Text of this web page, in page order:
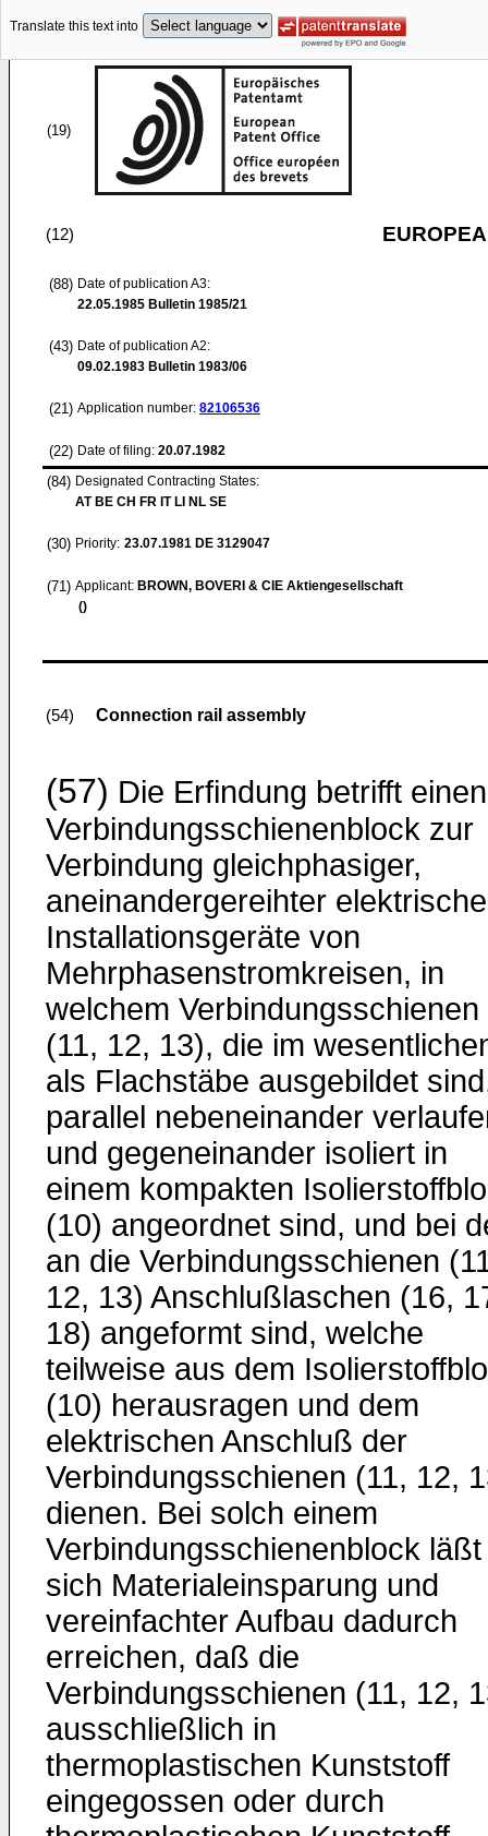
Translate this text into
(19)
(12)
(88) Date of publication A3:
22.05.1985 Bulletin 1985/21
(43) Date of publication A2:
09.02.1983 Bulletin 1983/06
(21) Application number: 82106536
(22) Date of filing: 20.07.1982
(84) Designated Contracting States:
AT BE CH FR IT LI NL SE
(30) Priority: 23.07.1981 DE 3129047
(71) Applicant: BROWN, BOVERI & CIE Aktiengesellschaft
()
(54) Connection rail assembly
(57) Die Erfindung betrifft einen
Verbindungsschienenblock zur
Verbindung gleichphasiger,
aneinandergereihter
Installationsgeräte von
Mehrphasenstromkreisen, in
welchem Verbindungsschienen
(11, 12, 13), die im
als Flachstäbe ausgebildet
parallel nebeneinander
und gegeneinander isoliert in
einem kompakten
(10) angeordnet sind, und bei
an die Verbindungsschienen
12, 13) Anschlußlaschen (16,
18) angeformt sind, welche
teilweise aus dem
(10) herausragen und dem
elektrischen Anschluß der
Verbindungsschienen (11, 12,
dienen. Bei solch einem
Verbindungsschienenblock läßt
sich Materialeinsparung und
vereinfachter Aufbau dadurch
erreichen, daß die
Verbindungsschienen (11, 12,
ausschließlich in
thermoplastischen Kunststoff
eingegossen oder durch